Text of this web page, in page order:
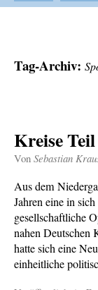
Tag-Archiv:
Kreise
Von Sebastian
Aus dem
Jahren eine in
gesellschaftliche
nahen Deutschen
hatte sich eine
einheitliche